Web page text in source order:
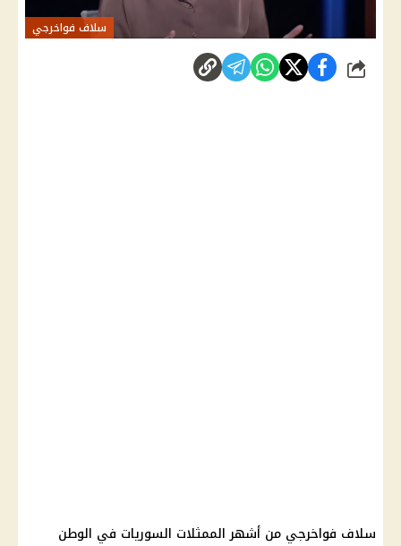
سلاف فواخرجي
شارك
سلاف فواخرجي من أشهر الممثلات السوريات في الوطن